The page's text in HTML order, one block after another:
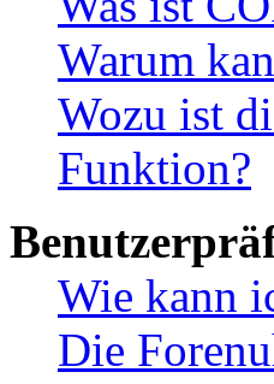
Warum
Wozu ist
Funktion?
Wie kann
Die